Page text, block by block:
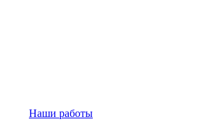
Наши работы